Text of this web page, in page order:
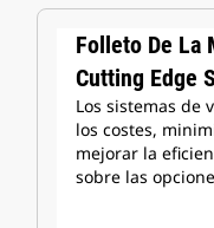
Folleto De La
Cutting Edge
Los sistemas de
los costes,
mejorar la
sobre las